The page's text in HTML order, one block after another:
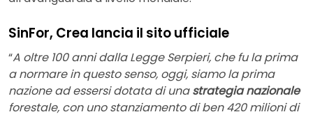
SinFor, Crea lancia il sito ufficiale
“A oltre 100 anni dalla Legge Serpieri, che fu la prima
a normare in questo senso, oggi, siamo la prima
nazione ad essersi dotata di unastrategia nazionale
forestale, con uno stanziamento di ben 420 milioni di